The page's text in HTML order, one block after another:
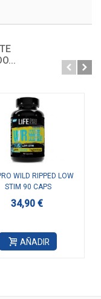
WILD RIPPED LOW
STIM 90 CAPS
34,90 €
AÑADIR